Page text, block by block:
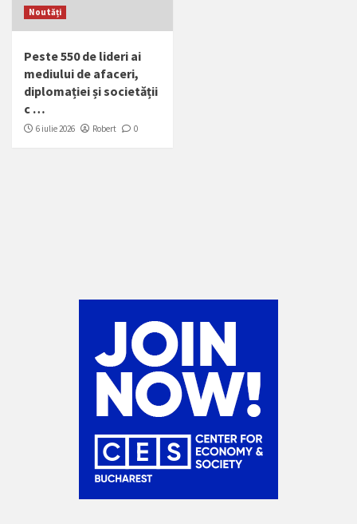
Noutăți
Peste 550 de lideri ai
mediului de afaceri,
diplomației și societății
c …
6 iulie 2026 Robert 0